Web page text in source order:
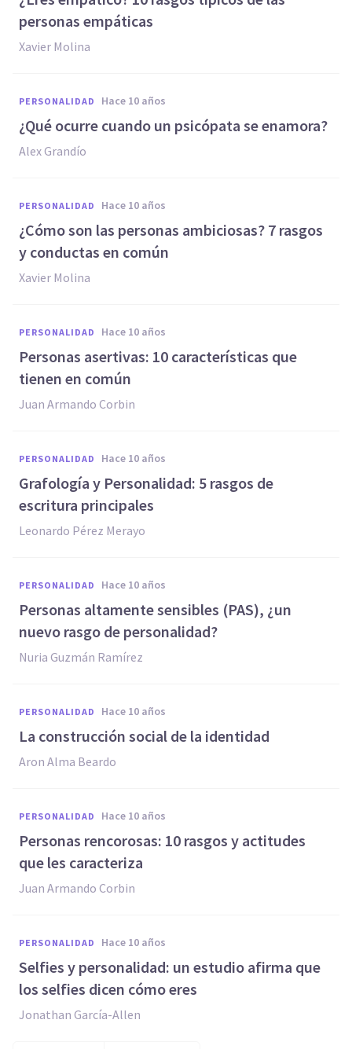
personas empáticas
Xavier Molina
PERSONALIDAD hace 10 años
¿Qué ocurre cuando un psicópata se enamora?
Alex Grandío
PERSONALIDAD hace 10 años
¿Cómo son las personas ambiciosas? 7 rasgos
y conductas en común
Xavier Molina
PERSONALIDAD hace 10 años
​Personas asertivas: 10 características que
tienen en común
Juan Armando Corbin
PERSONALIDAD hace 10 años
Grafología y Personalidad: 5 rasgos de
escritura principales
Leonardo Pérez Merayo
PERSONALIDAD hace 10 años
Personas altamente sensibles (PAS), ¿un
nuevo rasgo de personalidad?
Nuria Guzmán Ramírez
PERSONALIDAD hace 10 años
La construcción social de la identidad
Aron Alma Beardo
PERSONALIDAD hace 10 años
​Personas rencorosas: 10 rasgos y actitudes
que les caracteriza
Juan Armando Corbin
PERSONALIDAD hace 10 años
​Selfies y personalidad: un estudio afirma que
los selfies dicen cómo eres
Jonathan García-Allen